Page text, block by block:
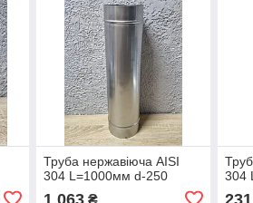
Труба нержавіюча AISI
304 L=1000мм d-250
1 063₴
304
231